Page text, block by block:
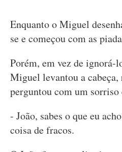
Enquanto o Miguel
se e começou com as
Porém, em vez de ignorá-
Miguel levantou a
perguntou com um sorriso
- João, sabes o que eu
coisa de fracos.